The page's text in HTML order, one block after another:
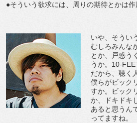
●そういう欲求には、周りの期待とかは
いや、そうい
むしろみんな
とか、戸惑う
うか。10-
だから、聴く
僕らがビック
すか。ビック
か、ドキドキ
あると思うん
ってますね。